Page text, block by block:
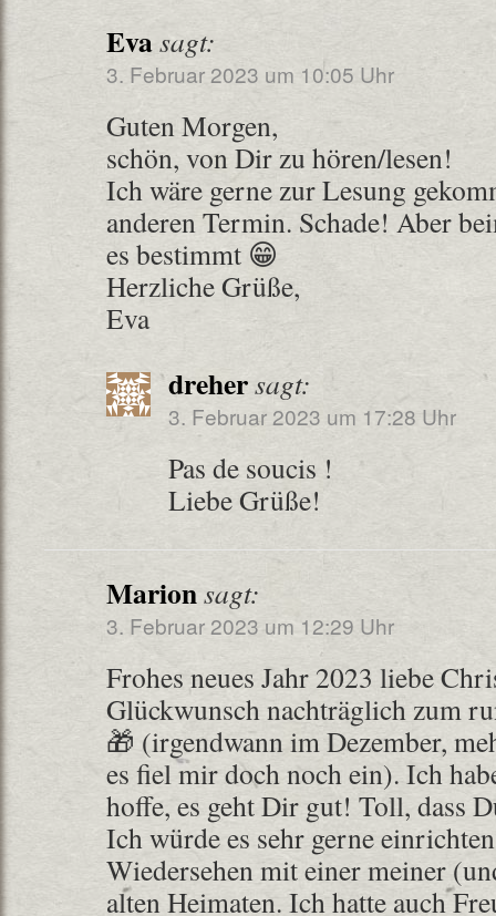
Evasagt:
3. Februar 2023 um 10:05 Uhr
Guten Morgen,
schön, von Dir zu hören/lesen!
Ich wäre gerne zur Lesung
anderen Termin. Schade! Aber
es bestimmt 😁
Herzliche Grüße,
Eva
drehersagt:
3. Februar 2023 um 17:28 Uhr
Pas de soucis !
Liebe Grüße!
Marionsagt:
3. Februar 2023 um 12:29 Uhr
Frohes neues Jahr 2023 liebe
Glückwunsch nachträglich zum
🎁 (irgendwann im Dezember,
es fiel mir doch noch ein). Ich
hoffe, es geht Dir gut! Toll, dass
Ich würde es sehr gerne
Wiedersehen mit einer meiner
alten Heimaten. Ich hatte auch